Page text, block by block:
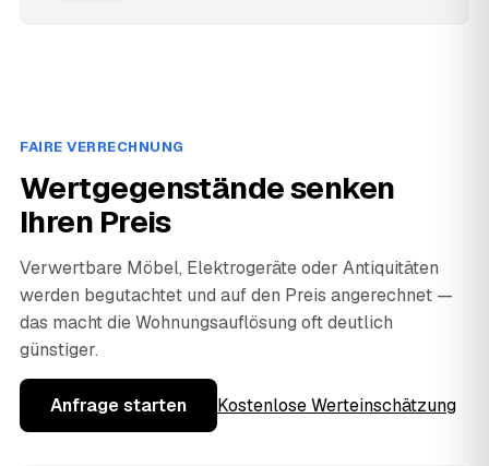
FAIRE VERRECHNUNG
Wertgegenstände senken
Ihren Preis
Verwertbare Möbel, Elektrogeräte oder Antiquitäten
werden begutachtet und auf den Preis angerechnet —
das macht die Wohnungsauflösung oft deutlich
günstiger.
Anfrage starten Kostenlose Werteinschätzung